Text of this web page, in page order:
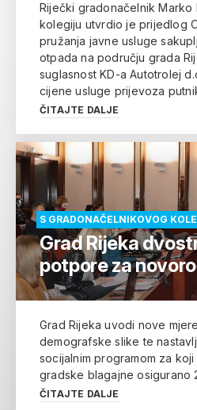
Riječki gradonačelnik Marko
kolegiju utvrdio je prijedlog
pružanja javne usluge
otpada na području grada
suglasnost KD-a Autotrolej
cijene usluge prijevoza
ČITAJTE DALJE
S GRADONAČELNIKOVOG
Grad Rijeka
potpore za
Grad Rijeka uvodi nove
demografske slike te
socijalnim programom za
gradske blagajne osigurano
ČITAJTE DALJE